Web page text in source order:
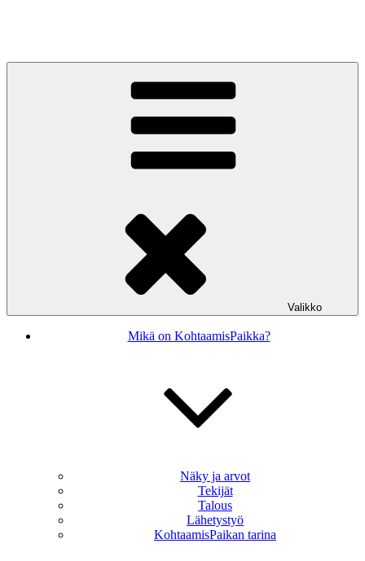
Valikko
Mikä on KohtaamisPaikka?
Näky ja arvot
Tekijät
Talous
Lähetystyö
KohtaamisPaikan tarina